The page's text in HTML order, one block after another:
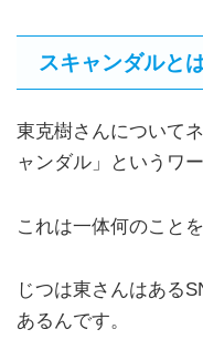
スキャンダルと
東克樹さんについて
ャンダル」というワ
これは一体何のこと
じつは東さんはある
あるんです。